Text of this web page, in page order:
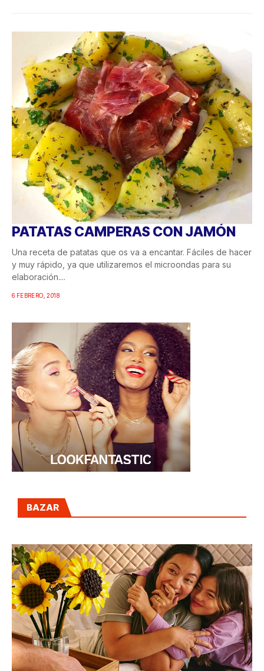
PATATAS CAMPERAS CON JAMÓN
Una receta de patatas que os va a encantar. Fáciles de hacer
y muy rápido, ya que utilizaremos el microondas para su
elaboración....
6 FEBRERO, 2018
BAZAR